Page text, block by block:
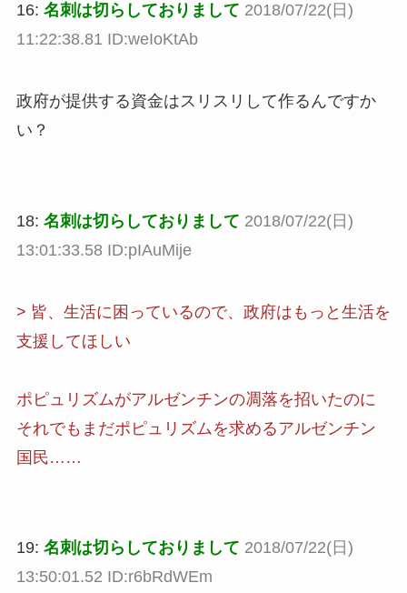
16: 名刺は切らしておりまして 2018/07/22(日)
11:22:38.81 ID:weIoKtAb
政府が提供する資金はスリスリして作るんですか
い？
18: 名刺は切らしておりまして 2018/07/22(日)
13:01:33.58 ID:pIAuMije
> 皆、生活に困っているので、政府はもっと生活を
支援してほしい
ポピュリズムがアルゼンチンの凋落を招いたのに
それでもまだポピュリズムを求めるアルゼンチン
国民……
19: 名刺は切らしておりまして 2018/07/22(日)
13:50:01.52 ID:r6bRdWEm